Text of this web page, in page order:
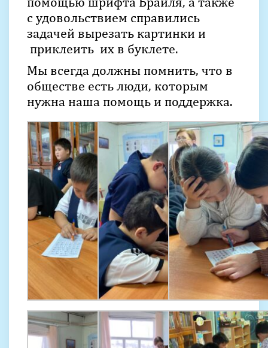
с удовольствием справились
задачей вырезать картинки и
приклеить их в буклете.
Мы всегда должны помнить, что в
обществе есть люди, которым
нужна наша помощь и поддержка.